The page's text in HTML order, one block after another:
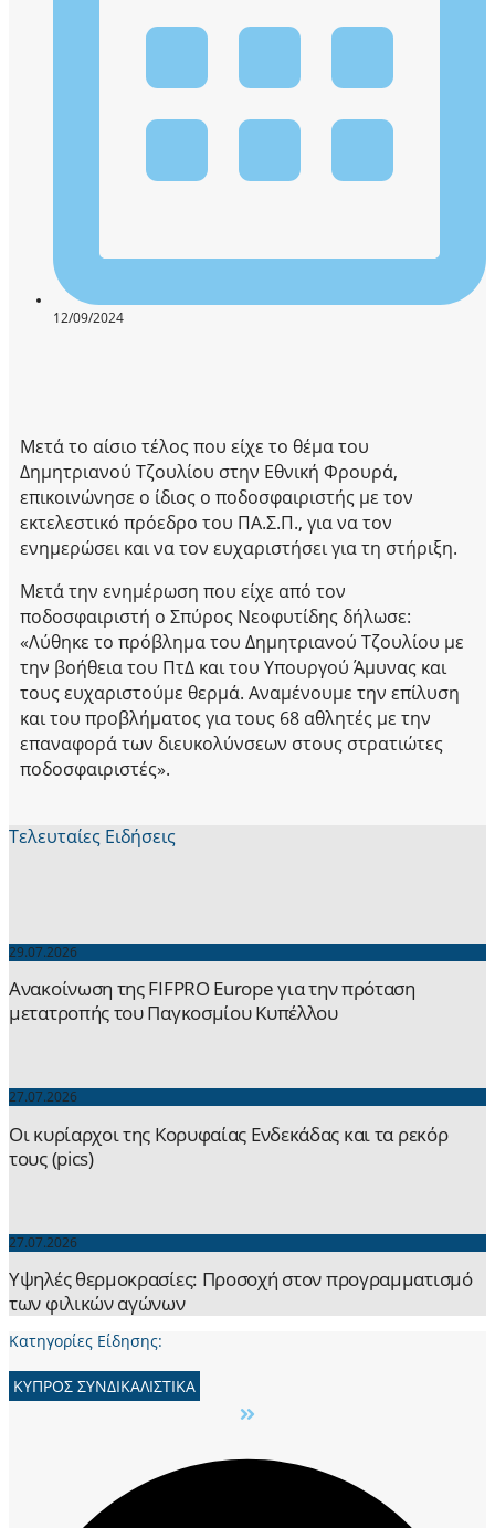
12/09/2024
Μετά το αίσιο τέλος που είχε το θέμα του
Δημητριανού Τζουλίου στην Εθνική Φρουρά,
επικοινώνησε ο ίδιος ο ποδοσφαιριστής με τον
εκτελεστικό πρόεδρο του ΠΑ.Σ.Π., για να τον
ενημερώσει και να τον ευχαριστήσει για τη στήριξη.
Μετά την ενημέρωση που είχε από τον
ποδοσφαιριστή ο Σπύρος Νεοφυτίδης δήλωσε:
«Λύθηκε το πρόβλημα του Δημητριανού Τζουλίου με
την βοήθεια του ΠτΔ και του Υπουργού Άμυνας και
τους ευχαριστούμε θερμά. Αναμένουμε την επίλυση
και του προβλήματος για τους 68 αθλητές με την
επαναφορά των διευκολύνσεων στους στρατιώτες
ποδοσφαιριστές».
Τελευταίες Ειδήσεις
29.07.2026
Ανακοίνωση της FIFPRO Europe για την πρόταση
μετατροπής του Παγκοσμίου Κυπέλλου
27.07.2026
Οι κυρίαρχοι της Κορυφαίας Ενδεκάδας και τα ρεκόρ
τους (pics)
27.07.2026
Yψηλές θερμοκρασίες: Προσοχή στον προγραμματισμό
των φιλικών αγώνων
Κατηγορίες Είδησης:
ΚΥΠΡΟΣ ΣΥΝΔΙΚΑΛΙΣΤΙΚΑ